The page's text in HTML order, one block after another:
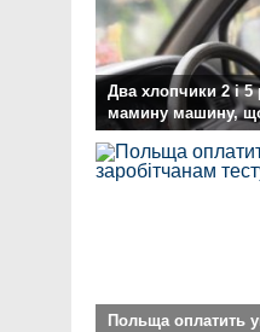
Два хлопчики 2 і 5
мамину машину,
Польща оплатить